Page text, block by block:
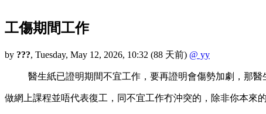
工傷期間工作
by ???, Tuesday, May 12, 2026, 10:32 (88 天前) @ yy
醫生紙已證明期間不宜工作，要再證明會傷勢加劇，那醫
做網上課程並唔代表復工，同不宜工作冇沖突的，除非你本來